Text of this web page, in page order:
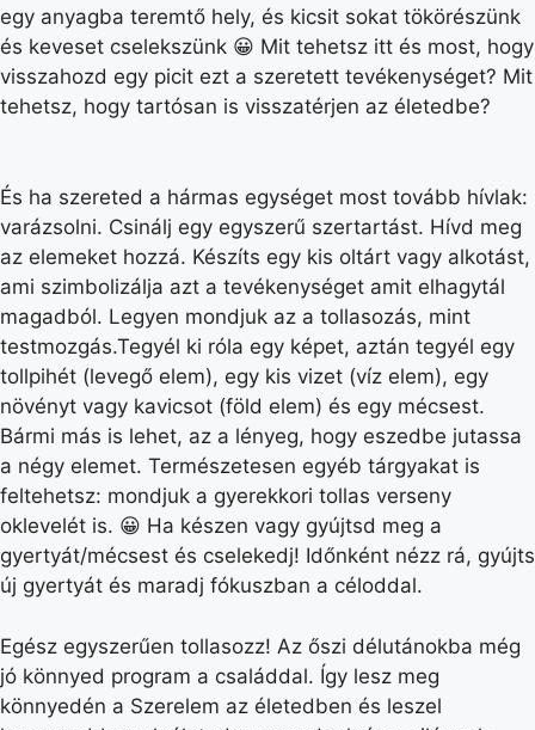
egy anyagba teremtő hely, és kicsit sokat tökörészünk
és keveset cselekszünk 😀 Mit tehetsz itt és most, hogy
visszahozd egy picit ezt a szeretett tevékenységet? Mit
tehetsz, hogy tartósan is visszatérjen az életedbe?
És ha szereted a hármas egységet most tovább hívlak:
varázsolni. Csinálj egy egyszerű szertartást. Hívd meg
az elemeket hozzá. Készíts egy kis oltárt vagy alkotást,
ami szimbolizálja azt a tevékenységet amit elhagytál
magadból. Legyen mondjuk az a tollasozás, mint
testmozgás.Tegyél ki róla egy képet, aztán tegyél egy
tollpihét (levegő elem), egy kis vizet (víz elem), egy
növényt vagy kavicsot (föld elem) és egy mécsest.
Bármi más is lehet, az a lényeg, hogy eszedbe jutassa
a négy elemet. Természetesen egyéb tárgyakat is
feltehetsz: mondjuk a gyerekkori tollas verseny
oklevelét is. 😀 Ha készen vagy gyújtsd meg a
gyertyát/mécsest és cselekedj! Időnként nézz rá, gyújts
új gyertyát és maradj fókuszban a céloddal.
Egész egyszerűen tollasozz! Az őszi délutánokba még
jó könnyed program a családdal. Így lesz meg
könnyedén a Szerelem az életedben és leszel